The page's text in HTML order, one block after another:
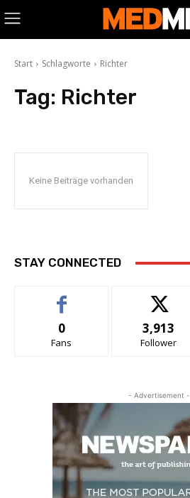
Start Schlagworte Richter
Tag: Richter
Keine Beiträge vorhanden
STAY CONNECTED
0
Fans
3,913
Follower
- Advertisement -